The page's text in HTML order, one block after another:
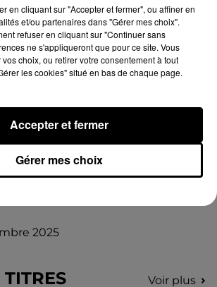
2025
Voir plus
en cliquant sur "Accepter et fermer", ou affiner en
et/ou partenaires dans "Gérer mes choix".
refuser en cliquant sur "Continuer sans
ne s'appliqueront que pour ce site. Vous
choix, ou retirer votre consentement à tout
les cookies" situé en bas de chaque page.
Gérer mes choix
Accepter et fermer